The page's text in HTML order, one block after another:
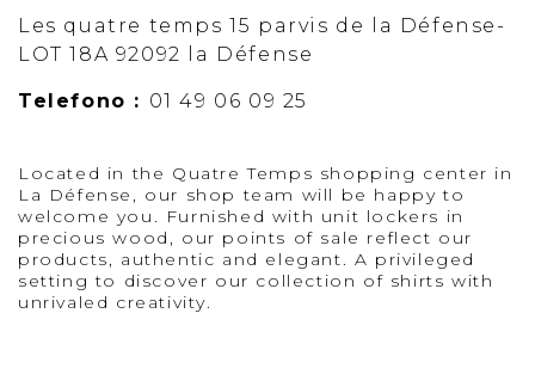
Les quatre temps 15 parvis de la Défense-
LOT 18A 92092 la Défense
Telefono : 01 49 06 09 25
Located in the Quatre Temps shopping center in
La Défense, our shop team will be happy to
welcome you. Furnished with unit lockers in
precious wood, our points of sale reflect our
products, authentic and elegant. A privileged
setting to discover our collection of shirts with
unrivaled creativity.